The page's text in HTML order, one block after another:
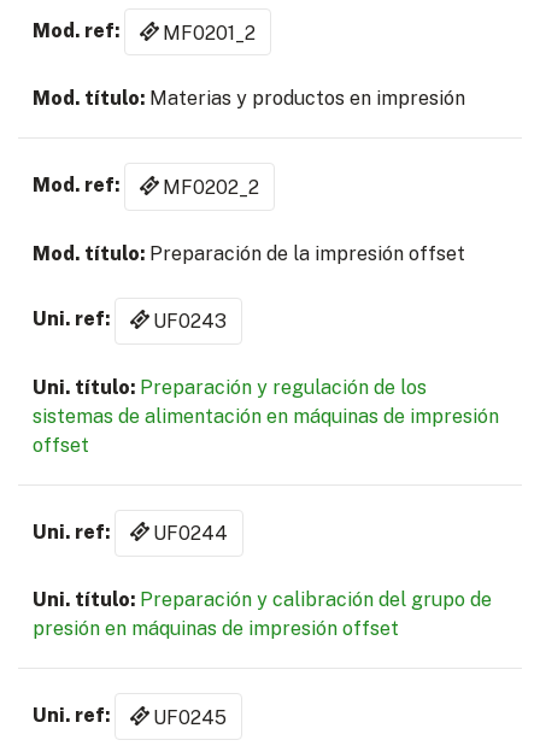
MF0201_2
Materias y productos en impresión
MF0202_2
Preparación de la impresión offset
UF0243
Preparación y regulación de los
sistemas de alimentación en máquinas de impresión
offset
UF0244
Preparación y calibración del grupo de
presión en máquinas de impresión offset
UF0245